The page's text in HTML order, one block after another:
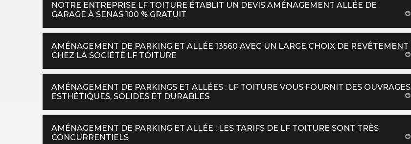
NOTRE ENTREPRISE LF TOITURE ÉTABLIT UN DEVIS AMÉNAGEMENT ALLÉE DE
GARAGE À SENAS 100 % GRATUIT
AMÉNAGEMENT DE PARKING ET ALLÉE 13560 AVEC UN LARGE CHOIX DE REVÊTEMENT
CHEZ LA SOCIÉTÉ LF TOITURE
AMÉNAGEMENT DE PARKINGS ET ALLÉES : LF TOITURE VOUS FOURNIT DES OUVRAGES
ESTHÉTIQUES, SOLIDES ET DURABLES
AMÉNAGEMENT DE PARKING ET ALLÉE : LES TARIFS DE LF TOITURE SONT TRÈS
CONCURRENTIELS